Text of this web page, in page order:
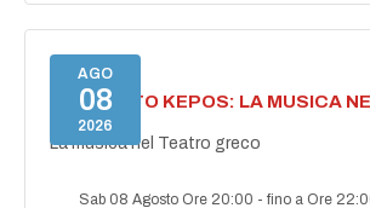
AGO
08
2026
PROGETTO KEPOS: LA MUSICA
GRECO
La musica nel Teatro greco
Sab 08 Agosto Ore 20:00 -fino a Ore